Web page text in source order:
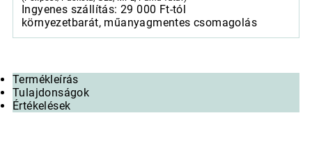
Ingyenes szállítás: 29 000 Ft-tól
környezetbarát, műanyagmentes csomagolás
Termékleírás
Tulajdonságok
Értékelések